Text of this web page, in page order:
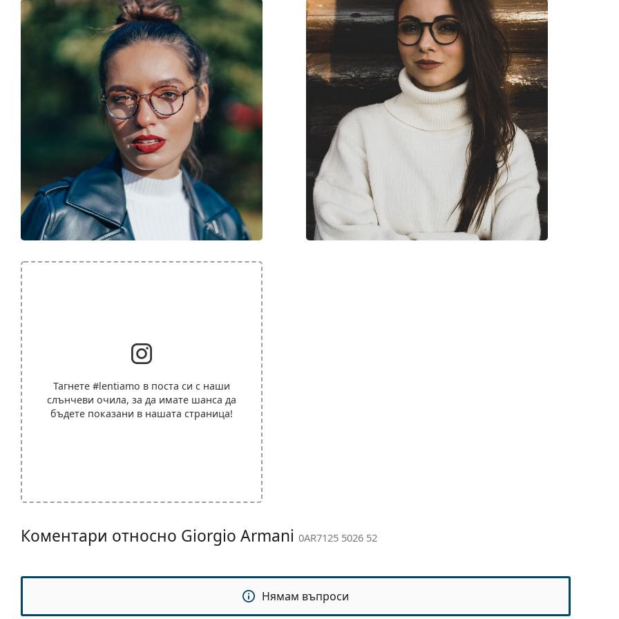
Тагнете #lentiamo в поста си с наши
слънчеви очила, за да имате шанса да
бъдете показани в нашата страница!
Коментари относно Giorgio Armani 0AR7125 5026 52
Нямам въпроси